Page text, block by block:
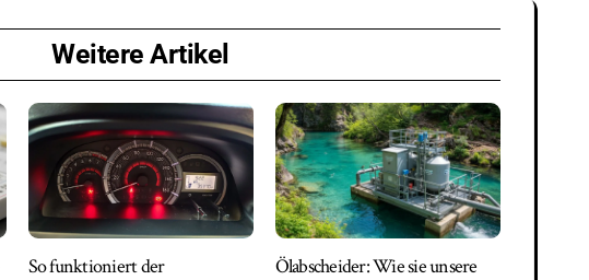
Weitere Artikel
So funktioniert der
Ölabscheider: Wie sie unsere